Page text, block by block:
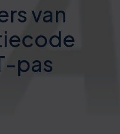
van
pas